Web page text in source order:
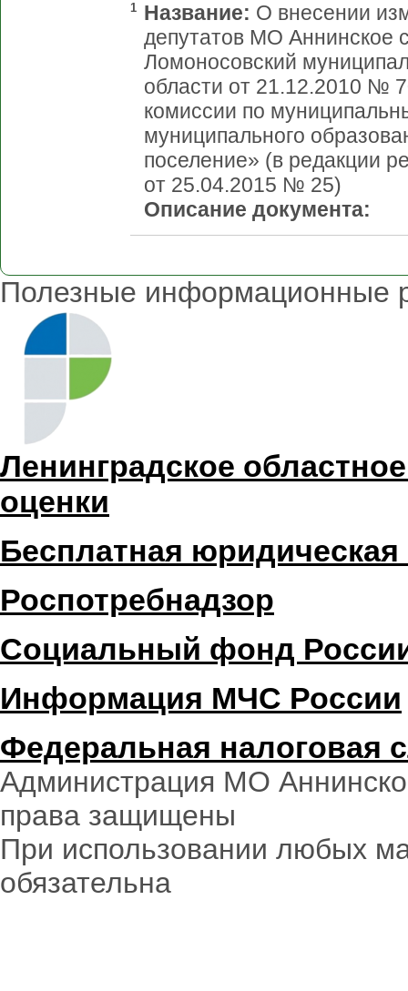
1 Название: О внесении
депутатов МО Аннинское
Ломоносовский
области от 21.12.2010 №
комиссии по
муниципального
поселение» (в редакции
от 25.04.2015 № 25)
Описание документа:
Полезные информационные
Ленинградское
оценки
Бесплатная
Роспотребнадзор
Социальный фонд
Информация МЧС России
Федеральная налоговая
Администрация МО
права защищены
При использовании любых
обязательна